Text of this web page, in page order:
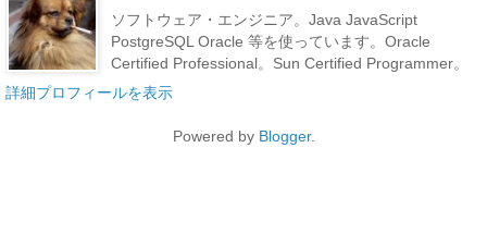
ソフトウェア・エンジニア。Java JavaScript
PostgreSQL Oracle 等を使っています。Oracle
Certified Professional。Sun Certified Programmer。
詳細プロフィールを表示
Powered by Blogger.